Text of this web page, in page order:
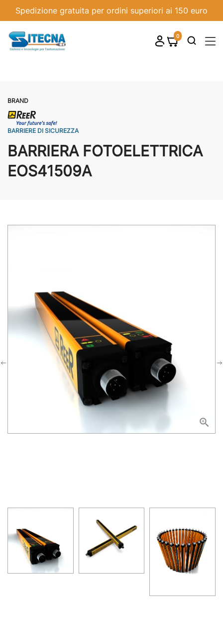
Spedizione gratuita per ordini superiori ai 150 euro
 shopping_cart0
BARRIERE DI SICUREZZA
BARRIERA FOTOELETTRICA
EOS41509A
BRAND